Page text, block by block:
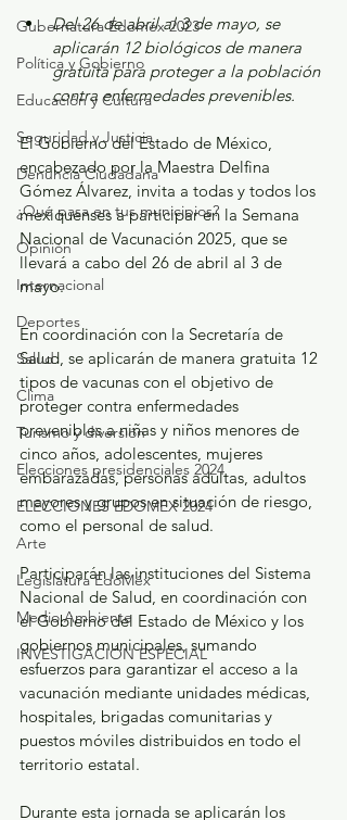
Gubernatura Edoméx 2023
Política y Gobierno
Educación y Cultura
Seguridad y Justicia
Denuncia Ciudadana
¿Qué pasa en tus municipios?
Opinión
Internacional
Deportes
Salud
Clima
Turismo y diversión
Elecciones presidenciales 2024
ELECCIONES EDOMEX 2024
Arte
Legislatura EdoMéx
Medio Ambiente
INVESTIGACIÓN ESPECIAL
Del 26 de abril al 3 de mayo, se
aplicarán 12 biológicos de manera
gratuita para proteger a la población
contra enfermedades prevenibles.
El Gobierno del Estado de México,
encabezado por la Maestra Delfina
Gómez Álvarez, invita a todas y todos los
mexiquenses a participar en la Semana
Nacional de Vacunación 2025, que se
llevará a cabo del 26 de abril al 3 de
mayo.
En coordinación con la Secretaría de
Salud, se aplicarán de manera gratuita 12
tipos de vacunas con el objetivo de
proteger contra enfermedades
prevenibles a niñas y niños menores de
cinco años, adolescentes, mujeres
embarazadas, personas adultas, adultos
mayores y grupos en situación de riesgo,
como el personal de salud.
Participarán las instituciones del Sistema
Nacional de Salud, en coordinación con
el Gobierno del Estado de México y los
gobiernos municipales, sumando
esfuerzos para garantizar el acceso a la
vacunación mediante unidades médicas,
hospitales, brigadas comunitarias y
puestos móviles distribuidos en todo el
territorio estatal.
Durante esta jornada se aplicarán los